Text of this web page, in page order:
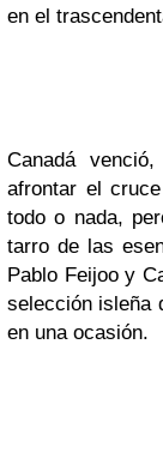
en el
Canadá
afrontar el
todo o nada,
tarro de las
Pablo Feijoo y
selección isleña
en una ocasión.